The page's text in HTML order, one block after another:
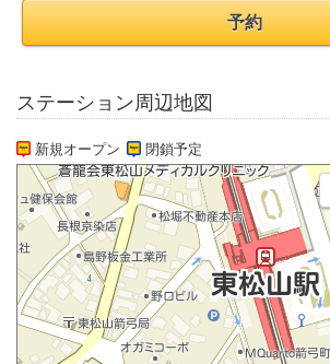
予約
ステーション周辺地図
新規オープン 閉鎖予定